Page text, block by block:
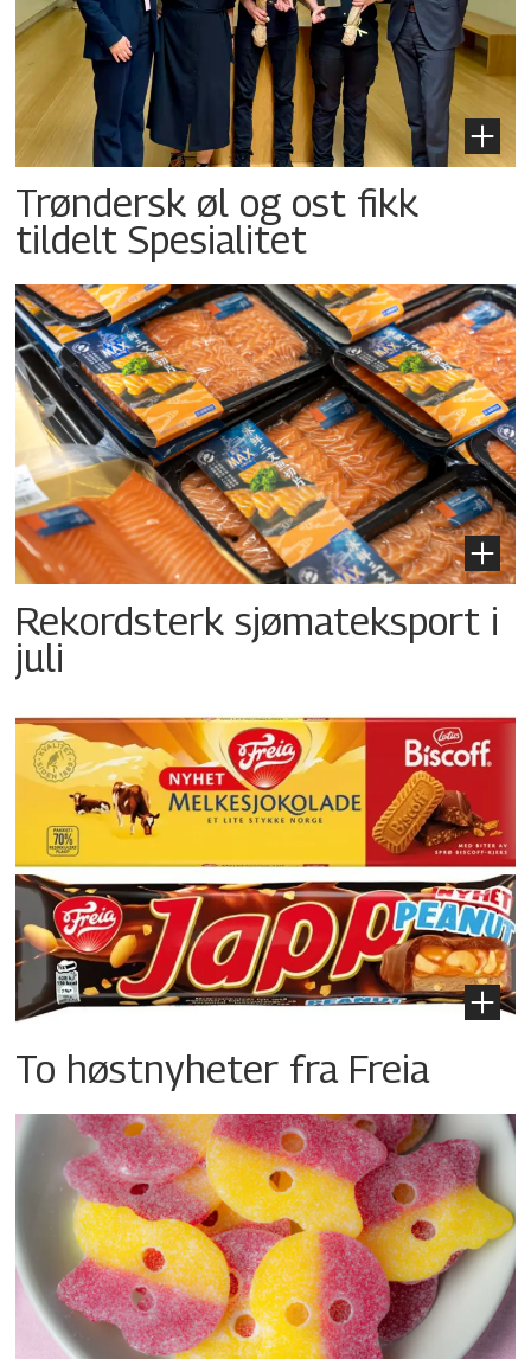
Trøndersk øl og ost fikk
tildelt Spesialitet
Rekordsterk sjømateksport i
juli
To høstnyheter fra Freia